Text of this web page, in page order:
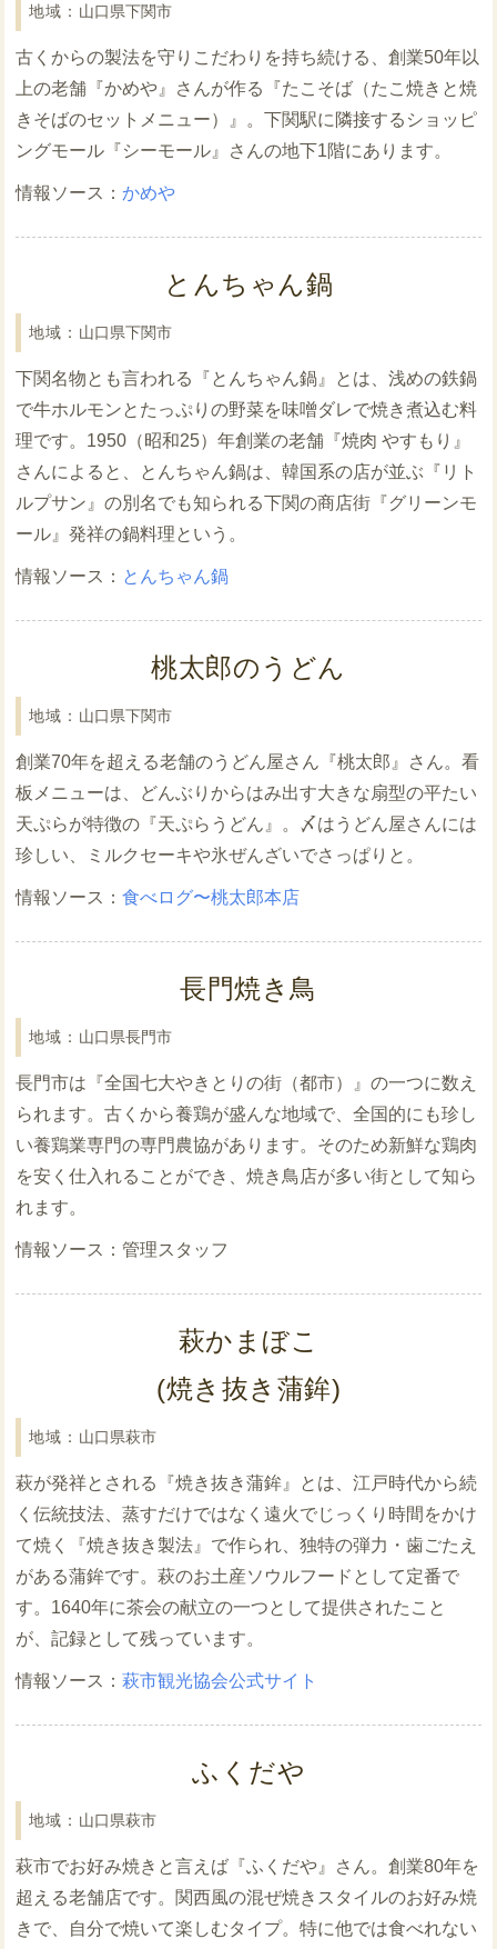
山口県下関市
古くからの製法を守りこだわりを持ち続ける、創業50年以
上の老舗『かめや』さんが作る『たこそば（たこ焼きと焼
きそばのセットメニュー）』。下関駅に隣接するショッピ
ングモール『シーモール』さんの地下1階にあります。
かめや
とんちゃん鍋
山口県下関市
下関名物とも言われる『とんちゃん鍋』とは、浅めの鉄鍋
で牛ホルモンとたっぷりの野菜を味噌ダレで焼き煮込む料
理です。1950（昭和25）年創業の老舗『焼肉 やすもり』
さんによると、とんちゃん鍋は、韓国系の店が並ぶ『リト
ルプサン』の別名でも知られる下関の商店街『グリーンモ
ール』発祥の鍋料理という。
とんちゃん鍋
桃太郎のうどん
山口県下関市
創業70年を超える老舗のうどん屋さん『桃太郎』さん。看
板メニューは、どんぶりからはみ出す大きな扇型の平たい
天ぷらが特徴の『天ぷらうどん』。〆はうどん屋さんには
珍しい、ミルクセーキや氷ぜんざいでさっぱりと。
食べログ〜桃太郎本店
長門焼き鳥
山口県長門市
長門市は『全国七大やきとりの街（都市）』の一つに数え
られます。古くから養鶏が盛んな地域で、全国的にも珍し
い養鶏業専門の専門農協があります。そのため新鮮な鶏肉
を安く仕入れることができ、焼き鳥店が多い街として知ら
れます。
管理スタッフ
萩かまぼこ
(焼き抜き蒲鉾)
山口県萩市
萩が発祥とされる『焼き抜き蒲鉾』とは、江戸時代から続
く伝統技法、蒸すだけではなく遠火でじっくり時間をかけ
て焼く『焼き抜き製法』で作られ、独特の弾力・歯ごたえ
がある蒲鉾です。萩のお土産ソウルフードとして定番で
す。1640年に茶会の献立の一つとして提供されたこと
が、記録として残っています。
萩市観光協会公式サイト
ふくだや
山口県萩市
萩市でお好み焼きと言えば『ふくだや』さん。創業80年を
超える老舗店です。関西風の混ぜ焼きスタイルのお好み焼
きで、自分で焼いて楽しむタイプ。特に他では食べれない